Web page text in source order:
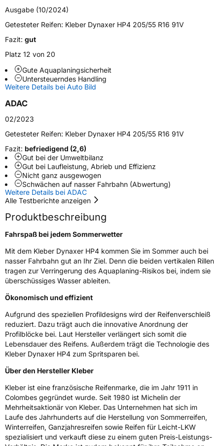
FahrzeugtypPKW
VerwendungSommerreifen
Modellname
FahrzeugartPKW & SUV
Weitere Eigenschaften
Schlauchtyp
Zustand
EU Label
EffizienzD
NasshaftungC
Rollgeräusch (Klasse)B
Fahrzeugklasse C1
3PMSF / Schneeflockensymbol / Alpine-Symbol
Allgemeine Produktsicherheit (GPSR)
HerstellerkontaktMANUFACTURE FRANCAISE DES
PNEUMATIQUES MICHELIN, place des
Ferrand Frankreich, contact@tc.michelin.eu
Ausgabe (10/2024)
Getesteter Reifen: Kleber Dynaxer HP4 205/55 R16 91V
Fazit: gut
Platz 12 von 20
Gute Aquaplaningsicherheit
Untersteuerndes Handling
Weitere Details bei Auto Bild
ADAC
02/2023
Getesteter Reifen: Kleber Dynaxer HP4 205/55 R16 91V
Fazit: befriedigend (2,6)
Gut bei der Umweltbilanz
Gut bei Laufleistung, Abrieb und Effizienz
Nicht ganz ausgewogen
Schwächen auf nasser Fahrbahn (Abwertung)
Weitere Details bei ADAC
Alle Testberichte anzeigen
Produktbeschreibung
Fahrspaß bei jedem Sommerwetter
Mit dem Kleber Dynaxer HP4 kommen Sie im Sommer auch bei
nasser Fahrbahn gut an Ihr Ziel. Denn die beiden vertikalen Rillen
tragen zur Verringerung des Aquaplaning-Risikos bei, indem sie
überschüssiges Wasser ableiten.
Ökonomisch und effizient
Aufgrund des speziellen Profildesigns wird der Reifenverschleiß
reduziert. Dazu trägt auch die innovative Anordnung der
Profilblöcke bei. Laut Hersteller verlängert sich somit die
Lebensdauer des Reifens. Außerdem trägt die Technologie des
Kleber Dynaxer HP4 zum Spritsparen bei.
Über den Hersteller Kleber
Kleber ist eine französische Reifenmarke, die im Jahr 1911 in
Colombes gegründet wurde. Seit 1980 ist Michelin der
Mehrheitsaktionär von Kleber. Das Unternehmen hat sich im
Laufe des Jahrhunderts auf die Herstellung von Sommerreifen,
Winterreifen, Ganzjahresreifen sowie Reifen für Leicht-LKW
spezialisiert und verkauft diese zu einem guten Preis-Leistungs-